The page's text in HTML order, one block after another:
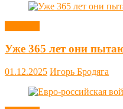
Уже 365 лет они
01.12.2025 Игорь Бродяга